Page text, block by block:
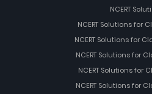
NCERT
NCERT Solutions for
NCERT Solutions for
NCERT Solutions for
NCERT Solutions for
NCERT Solutions for